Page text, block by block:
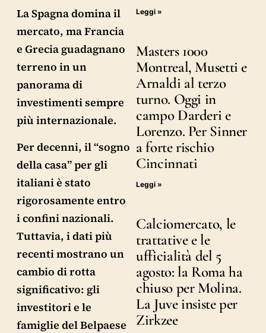
La Spagna domina il
mercato, ma Francia
e Grecia guadagnano
terreno in un
panorama di
investimenti sempre
più internazionale.
Per decenni, il “sogno
della casa” per gli
italiani è stato
rigorosamente entro
i confini nazionali.
Tuttavia, i dati più
recenti mostrano un
cambio di rotta
significativo: gli
investitori e le
famiglie del Belpaese
Leggi »
Masters 1000
Montreal, Musetti e
Arnaldi al terzo
turno. Oggi in
campo Darderi e
Lorenzo. Per Sinner
a forte rischio
Cincinnati
Leggi »
Calciomercato, le
trattative e le
ufficialità del 5
agosto: la Roma ha
chiuso per Molina.
La Juve insiste per
Zirkzee